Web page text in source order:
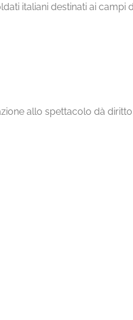
italiani destinati ai campi
allo spettacolo dà